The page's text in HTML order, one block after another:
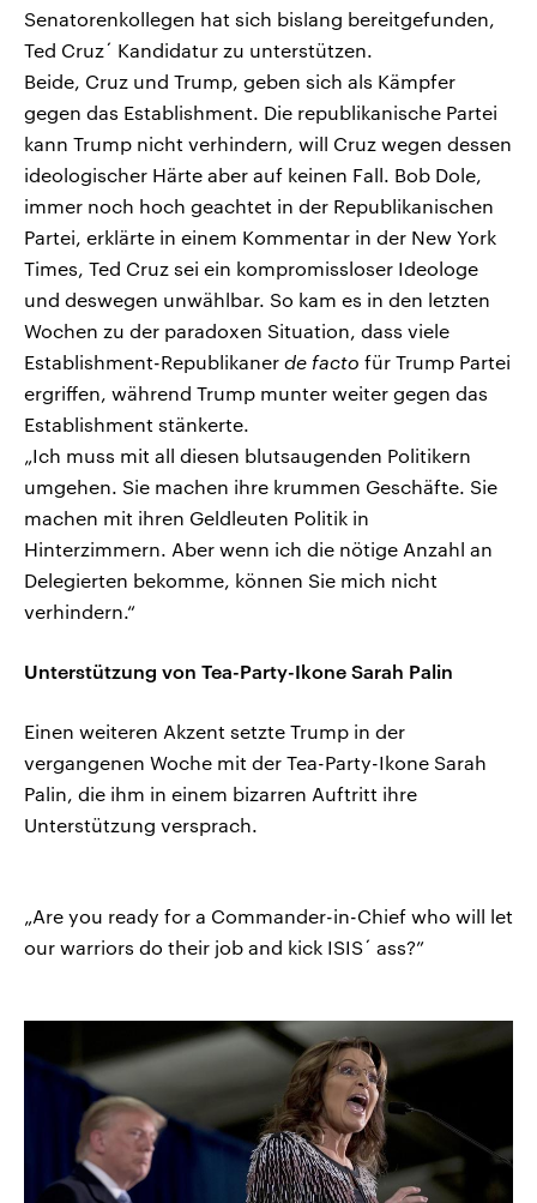
Senatorenkollegen hat sich bislang bereitgefunden,
Ted Cruz´ Kandidatur zu unterstützen.
Beide, Cruz und Trump, geben sich als Kämpfer
gegen das Establishment. Die republikanische Partei
kann Trump nicht verhindern, will Cruz wegen dessen
ideologischer Härte aber auf keinen Fall. Bob Dole,
immer noch hoch geachtet in der Republikanischen
Partei, erklärte in einem Kommentar in der New York
Times, Ted Cruz sei ein kompromissloser Ideologe
und deswegen unwählbar. So kam es in den letzten
Wochen zu der paradoxen Situation, dass viele
Establishment-Republikaner de facto für Trump Partei
ergriffen, während Trump munter weiter gegen das
Establishment stänkerte.
„Ich muss mit all diesen blutsaugenden Politikern
umgehen. Sie machen ihre krummen Geschäfte. Sie
machen mit ihren Geldleuten Politik in
Hinterzimmern. Aber wenn ich die nötige Anzahl an
Delegierten bekomme, können Sie mich nicht
verhindern.“
Unterstützung von Tea-Party-Ikone Sarah Palin
Einen weiteren Akzent setzte Trump in der
vergangenen Woche mit der Tea-Party-Ikone Sarah
Palin, die ihm in einem bizarren Auftritt ihre
Unterstützung versprach.
„Are you ready for a Commander-in-Chief who will let
our warriors do their job and kick ISIS´ ass?”